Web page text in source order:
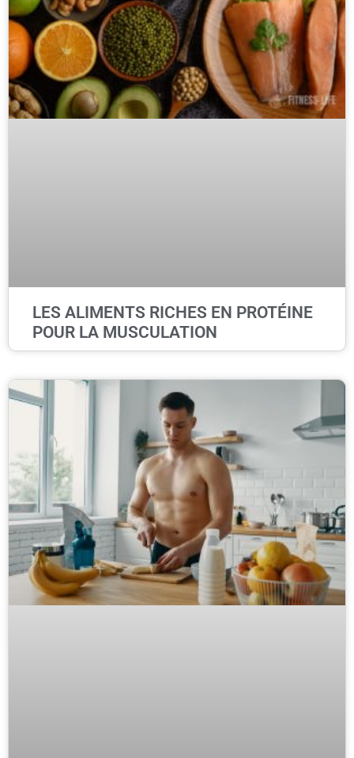
LES ALIMENTS RICHES EN PROTÉINE
POUR LA MUSCULATION